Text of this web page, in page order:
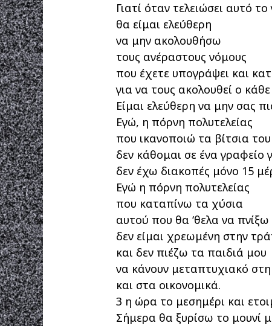
Γιατί όταν τελειώσει αυτό
θα είμαι ελεύθερη
να μην ακολουθήσω
τους ανέραστους νόμους
που έχετε υπογράψει και
για να τους ακολουθεί ο
Είμαι ελεύθερη να μην σας
Εγώ, η πόρνη πολυτελείας
που ικανοποιώ τα βίτσια
δεν κάθομαι σε ένα γραφείο
δεν έχω διακοπές μόνο 15
Εγώ η πόρνη πολυτελείας
που καταπίνω τα χύσια
αυτού που θα ‘θελα να
δεν είμαι χρεωμένη στην
και δεν πιέζω τα παιδιά μου
να κάνουν μεταπτυχιακό
και στα οικονομικά.
3 η ώρα το μεσημέρι και
Σήμερα θα ξυρίσω το μουνί